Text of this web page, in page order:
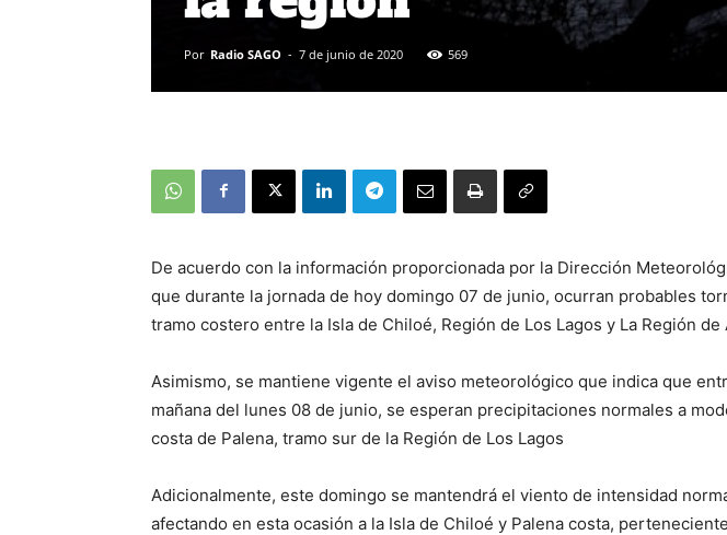
Por Radio SAGO - 7 de junio de 2020 569
De acuerdo con la información proporcionada por la Dirección
que durante la jornada de hoy domingo 07 de junio, ocurran probables
tramo costero entre la Isla de Chiloé, Región de Los Lagos y La Región de
Asimismo, se mantiene vigente el aviso meteorológico que indica que
mañana del lunes 08 de junio, se esperan precipitaciones normales a
costa de Palena, tramo sur de la Región de Los Lagos
Adicionalmente, este domingo se mantendrá el viento de intensidad
afectando en esta ocasión a la Isla de Chiloé y Palena costa,